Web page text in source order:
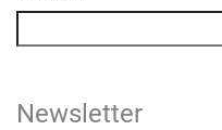
Newsletter